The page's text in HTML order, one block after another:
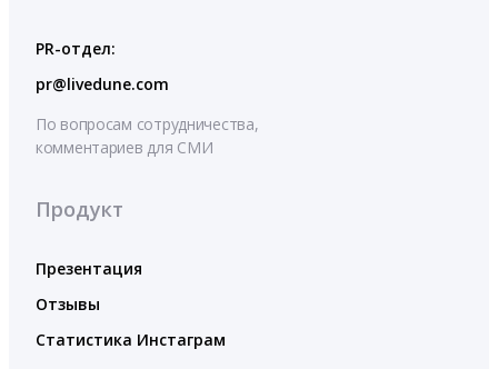
PR-отдел:
pr@livedune.com
По вопросам сотрудничества,
комментариев для СМИ
Продукт
Презентация
Отзывы
Статистика Инстаграм